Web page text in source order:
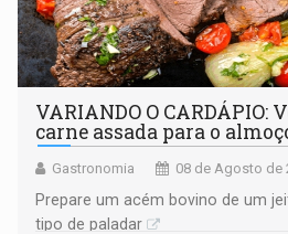
VARIANDO O CARDÁPIO:
carne assada para o
Gastronomia 08 de Agosto de
Prepare um acém bovino de um
tipo de paladar